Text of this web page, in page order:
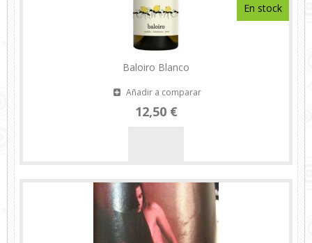
Baloiro Blanco
Añadir a comparar
12,50 €
En stock